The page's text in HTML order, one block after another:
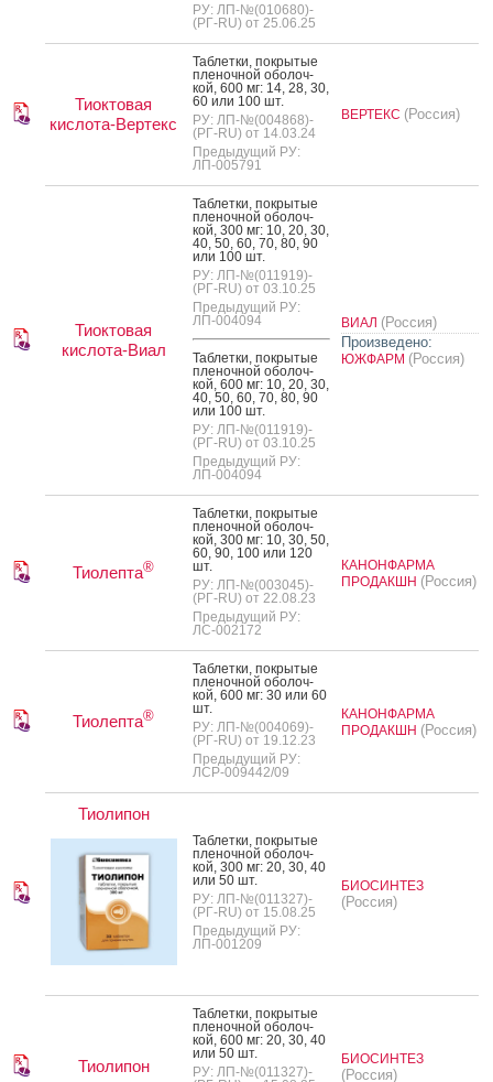
РУ: ЛП-№(010680)-
(РГ-RU) от 25.06.25
Тиоктовая
кислота-Вертекс
Таб­летки, пок­ры­тые
пле­ноч­ной обо­лоч­
кой, 600 мг: 14, 28, 30,
60 или 100 шт.
РУ: ЛП-№(004868)-
(РГ-RU) от 14.03.24
Предыдущий РУ:
ЛП-005791
ВЕРТЕКС (Россия)
Тиоктовая
кислота-Виал
Таб­летки, пок­ры­тые
пле­ноч­ной обо­лоч­
кой, 300 мг: 10, 20, 30,
40, 50, 60, 70, 80, 90
или 100 шт.
РУ: ЛП-№(011919)-
(РГ-RU) от 03.10.25
Предыдущий РУ:
ЛП-004094
Таб­летки, пок­ры­тые
пле­ноч­ной обо­лоч­
кой, 600 мг: 10, 20, 30,
40, 50, 60, 70, 80, 90
или 100 шт.
РУ: ЛП-№(011919)-
(РГ-RU) от 03.10.25
Предыдущий РУ:
ЛП-004094
ВИАЛ (Россия)
Произведено:
ЮЖФАРМ (Россия)
Тиолепта®
Таб­летки, пок­ры­тые
пле­ноч­ной обо­лоч­
кой, 300 мг: 10, 30, 50,
60, 90, 100 или 120
шт.
РУ: ЛП-№(003045)-
(РГ-RU) от 22.08.23
Предыдущий РУ:
ЛС-002172
КАНОНФАРМА
ПРОДАКШН (Россия)
Тиолепта®
Таб­летки, пок­ры­тые
пле­ноч­ной обо­лоч­
кой, 600 мг: 30 или 60
шт.
РУ: ЛП-№(004069)-
(РГ-RU) от 19.12.23
Предыдущий РУ:
ЛСР-009442/09
КАНОНФАРМА
ПРОДАКШН (Россия)
Тиолипон
Таб­летки, пок­ры­тые
пле­ноч­ной обо­лоч­
кой, 300 мг: 20, 30, 40
или 50 шт.
РУ: ЛП-№(011327)-
(РГ-RU) от 15.08.25
Предыдущий РУ:
ЛП-001209
БИОСИНТЕЗ
(Россия)
Тиолипон
Таб­летки, пок­ры­тые
пле­ноч­ной обо­лоч­
кой, 600 мг: 20, 30, 40
или 50 шт.
РУ: ЛП-№(011327)-
БИОСИНТЕЗ
(Россия)